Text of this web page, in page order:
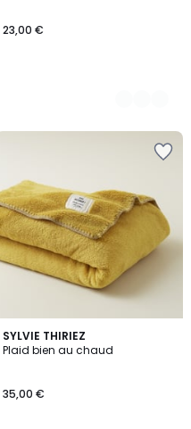
23,00 €
SYLVIE THIRIEZ
Plaid bien au chaud
35,00 €
5
Couleurs